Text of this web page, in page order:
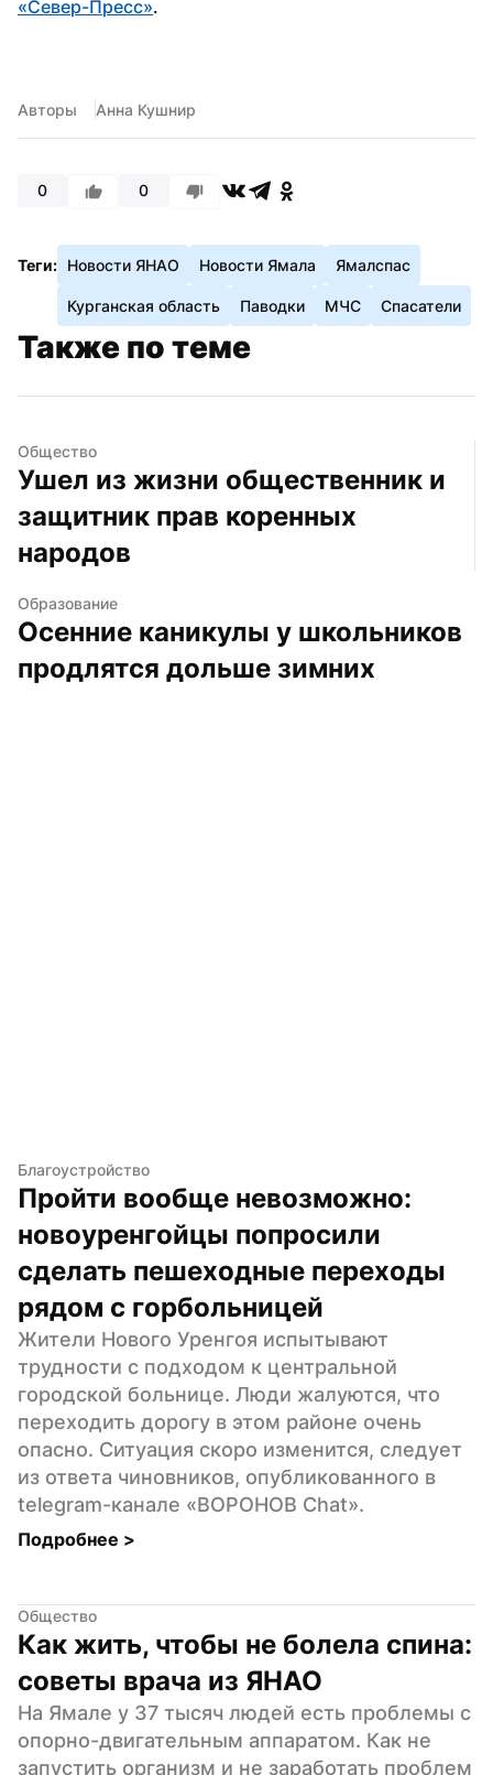
«Север-Пресс».
Авторы Анна Кушнир
0 0
Теги: Новости ЯНАО Новости Ямала Ямалспас
Курганская область Паводки МЧС Спасатели
Также по теме
Общество
Ушел из жизни общественник и
защитник прав коренных
народов
Образование
Осенние каникулы у школьников
продлятся дольше зимних
Благоустройство
Пройти вообще невозможно:
новоуренгойцы попросили
сделать пешеходные переходы
рядом с горбольницей
Жители Нового Уренгоя испытывают
трудности с подходом к центральной
городской больнице. Люди жалуются, что
переходить дорогу в этом районе очень
опасно. Ситуация скоро изменится, следует
из ответа чиновников, опубликованного в
telegram-канале «ВОРОНОВ Chat».
Подробнее >
Общество
Как жить, чтобы не болела спина:
советы врача из ЯНАО
На Ямале у 37 тысяч людей есть проблемы с
опорно-двигательным аппаратом. Как не
запустить организм и не заработать проблем